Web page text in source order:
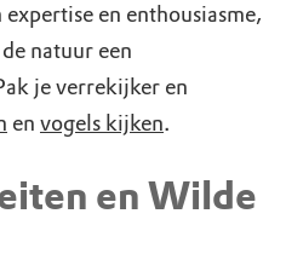
en enthousiasme,
natuur een
je verrekijker en
en vogels kijken.
en Wilde